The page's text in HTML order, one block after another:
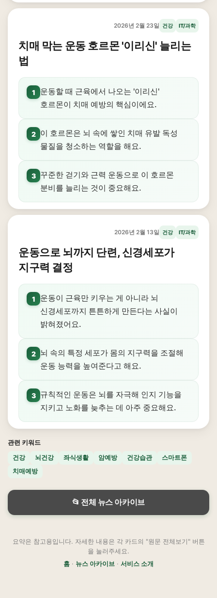
2026년 2월 23일 건강 IT/과학
치매 막는 운동 호르몬 '이리신' 늘리는
법
1
운동할 때 근육에서 나오는 '이리신'
호르몬이 치매 예방의 핵심이에요.
2
이 호르몬은 뇌 속에 쌓인 치매 유발 독성
물질을 청소하는 역할을 해요.
3
꾸준한 걷기와 근력 운동으로 이 호르몬
분비를 늘리는 것이 중요해요.
2026년 2월 13일 건강 IT/과학
운동으로 뇌까지 단련, 신경세포가
지구력 결정
1
운동이 근육만 키우는 게 아니라 뇌
신경세포까지 튼튼하게 만든다는 사실이
밝혀졌어요.
2
뇌 속의 특정 세포가 몸의 지구력을 조절해
운동 능력을 높여준다고 해요.
3
규칙적인 운동은 뇌를 자극해 인지 기능을
지키고 노화를 늦추는 데 아주 중요해요.
관련 키워드
건강
뇌건강 좌식생활 암예방 건강습관
스마트폰
치매예방
📂 전체 뉴스 아카이브
요약은 참고용입니다. 자세한 내용은 각 카드의 "원문 전체보기" 버튼
을 눌러주세요.
홈 · 뉴스 아카이브 · 서비스 소개